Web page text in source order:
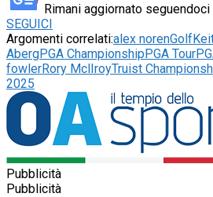
Rimani aggiornato
SEGUICI
Argomenti correlati:alex norenGolf
AbergPGA ChampionshipPGA Tour
fowlerRory MclIroyTruist
2025
Pubblicità
Pubblicità